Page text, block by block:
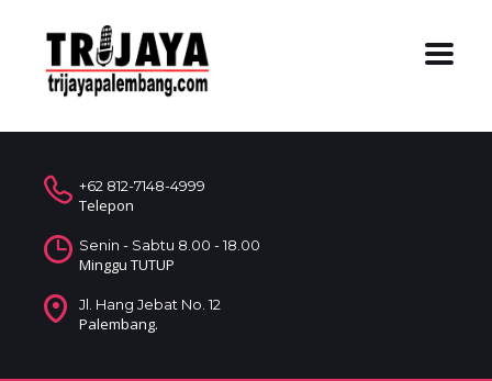
+62 812-7148-4999
Telepon
Senin - Sabtu 8.00 - 18.00
Minggu TUTUP
Jl. Hang Jebat No. 12
Palembang.